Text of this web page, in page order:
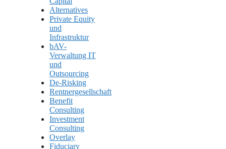
Alternatives
Private Equity
und
Infrastruktur
bAV-
Verwaltung IT
und
Outsourcing
De-Risking
Rentnergesellschaft
Benefit
Consulting
Investment
Consulting
Overlay
Fiduciary